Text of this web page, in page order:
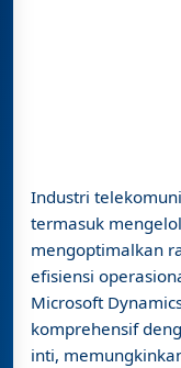
Industri
termasuk
mengoptimalkan
efisiensi
Microsoft
komprehensif
inti,